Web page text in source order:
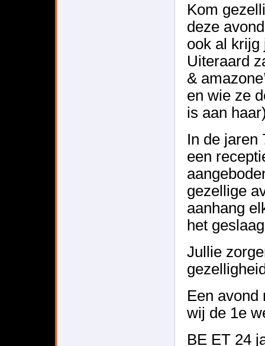
Kom
deze
ook al krijg
Uiteraard
&
en wie ze
is aan
In de jaren
een
gezellige
aanhang
het
Jullie
Een avond
wij de 1e
BE ET 24